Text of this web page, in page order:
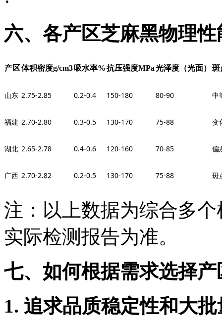
六、各产区芝麻黑物理
产区体积密度g/cm3 吸水率%抗压强度MPa光泽度（光面） 斑
山东 2.75-2.85 0.2-0.4 150-180 80-90 中
福建 2.70-2.80 0.3-0.5 130-170 75-88 变
湖北 2.65-2.78 0.4-0.6 120-160 70-85 偏
广西 2.70-2.82 0.2-0.5 130-170 75-88 斑
注：以上数据为综合多
实际检测报告为准。
七、如何根据需求选择产
1. 追求品质稳定性和大